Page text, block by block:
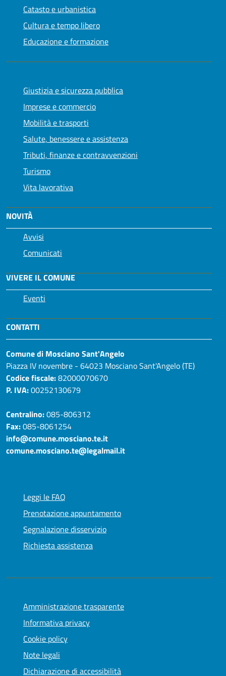
Catasto e urbanistica
Cultura e tempo libero
Educazione e formazione
Giustizia e sicurezza pubblica
Imprese e commercio
Mobilità e trasporti
Salute, benessere e assistenza
Tributi, finanze e contravvenzioni
Turismo
Vita lavorativa
NOVITÀ
Avvisi
Comunicati
VIVERE IL COMUNE
Eventi
CONTATTI
Comune di Mosciano Sant'Angelo
Piazza IV novembre - 64023 Mosciano Sant'Angelo (TE)
Codice fiscale:82000070670
P. IVA:00252130679
Centralino:085-806312
Fax:085-8061254
info@comune.mosciano.te.it
comune.mosciano.te@legalmail.it
Leggi le FAQ
Prenotazione appuntamento
Segnalazione disservizio
Richiesta assistenza
Amministrazione trasparente
Informativa privacy
Cookie policy
Note legali
Dichiarazione di accessibilità